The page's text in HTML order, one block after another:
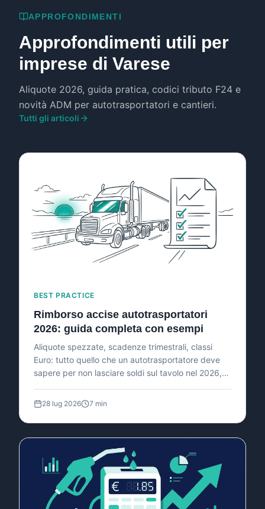
APPROFONDIMENTI
Approfondimenti utili per
imprese di Varese
Aliquote 2026, guida pratica, codici tributo F24 e
novità ADM per autotrasportatori e cantieri.
Tutti gli articoli
BEST PRACTICE
Rimborso accise autotrasportatori
2026: guida completa con esempi
Aliquote spezzate, scadenze trimestrali, classi
Euro: tutto quello che un autotrasportatore deve
sapere per non lasciare soldi sul tavolo nel 2026,
28 lug 2026 7 min